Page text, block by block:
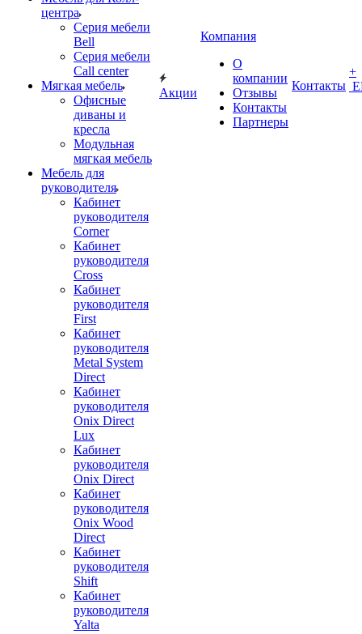
центра
Серия мебели
Bell
Серия мебели
Call center
Мягкая мебель
Офисные
диваны и
кресла
Модульная
мягкая мебель
Мебель для
руководителя
Кабинет
руководителя
Corner
Кабинет
руководителя
Cross
Кабинет
руководителя
First
Кабинет
руководителя
Metal System
Direct
Кабинет
руководителя
Onix Direct
Lux
Кабинет
руководителя
Onix Direct
Кабинет
руководителя
Onix Wood
Direct
Кабинет
руководителя
Shift
Кабинет
руководителя
Yalta
Акции
Компания
О
компании
Отзывы
Контакты
Партнеры
Контакты
+